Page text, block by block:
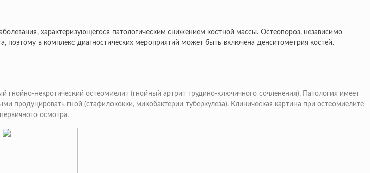
характеризующегося патологическим снижением костной массы. Остеопороз, независимо
поэтому в комплекс диагностических мероприятий может быть включена денситометрия костей.
некротический остеомиелит (гнойный артрит грудино-ключичного сочленения). Патология имеет
продуцировать гной (стафилококки, микобактерии туберкулеза). Клиническая картина при остеомиелите
осмотра.